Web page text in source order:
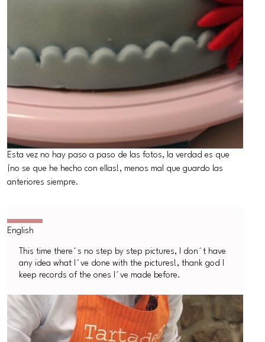
Esta vez no hay paso a paso de las fotos, la verdad es que
¡no se que he hecho con ellas!, menos mal que guardo las
anteriores siempre.
This time there´s no step by step pictures, I don´t have
any idea what I´ve done with the pictures!, thank god I
keep records of the ones I´ve made before.